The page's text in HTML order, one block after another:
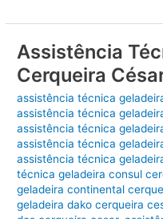
Assistência
Cerqueira
assistência técnica
assistência técnica
assistência técnica
assistência técnica
assistência técnica
técnica geladeira consul
geladeira continental
geladeira dako cerqueira